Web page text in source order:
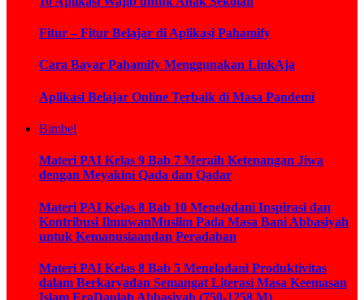
Fitur – Fitur Belajar di Aplikasi Pahamify
Cara Bayar Pahamify Menggunakan LinkAja
Aplikasi Belajar Online Terbaik di Masa Pandemi
Bimbel
Materi PAI Kelas 9 Bab 7 Meraih Ketenangan Jiwa
dengan Meyakini Qada dan Qadar
Materi PAI Kelas 8 Bab 10 Meneladani Inspirasi dan
Kontribusi IlmuwanMuslim Pada Masa Bani Abbasiyah
untuk Kemanusiaandan Peradaban
Materi PAI Kelas 8 Bab 5 Meneladani Produktivitas
dalam Berkaryadan Semangat Literasi Masa Keemasan
Islam EraDaulah Abbasiyah (750-1258 M)